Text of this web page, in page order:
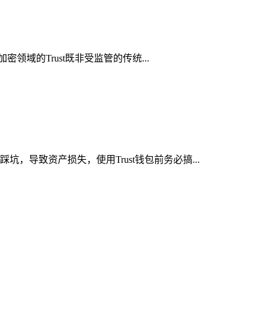
密领域的Trust既非受监管的传统...
坑，导致资产损失，使用Trust钱包前务必搞...